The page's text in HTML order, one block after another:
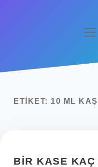
Yasal Uyarı
ETIKET: 10 ML
BIR KASE KAÇ